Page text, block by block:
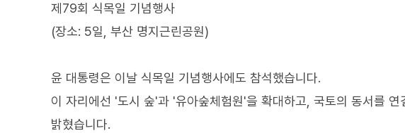
제79회 식목일 기념행사
(장소: 5일, 부산 명지근린공원)
윤 대통령은 이날 식목일 기념행사에도 참석했습니다.
이 자리에선 '도시 숲'과 '유아숲체험원'을 확대하고, 국토의 동서를
밝혔습니다.